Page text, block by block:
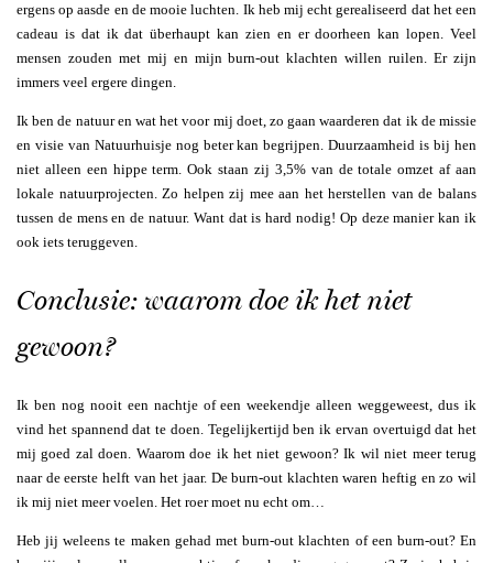
ergens op aasde en de mooie luchten. Ik heb mij echt gerealiseerd dat het een
cadeau is dat ik dat überhaupt kan zien en er doorheen kan lopen. Veel
mensen zouden met mij en mijn burn-out klachten willen ruilen. Er zijn
immers veel ergere dingen.
Ik ben de natuur en wat het voor mij doet, zo gaan waarderen dat ik de missie
en visie van Natuurhuisje nog beter kan begrijpen. Duurzaamheid is bij hen
niet alleen een hippe term. Ook staan zij 3,5% van de totale omzet af aan
lokale natuurprojecten. Zo helpen zij mee aan het herstellen van de balans
tussen de mens en de natuur. Want dat is hard nodig! Op deze manier kan ik
ook iets teruggeven.
Conclusie: waarom doe ik het niet
gewoon?
Ik ben nog nooit een nachtje of een weekendje alleen weggeweest, dus ik
vind het spannend dat te doen. Tegelijkertijd ben ik ervan overtuigd dat het
mij goed zal doen. Waarom doe ik het niet gewoon? Ik wil niet meer terug
naar de eerste helft van het jaar. De burn-out klachten waren heftig en zo wil
ik mij niet meer voelen. Het roer moet nu echt om…
Heb jij weleens te maken gehad met burn-out klachten of een burn-out? En